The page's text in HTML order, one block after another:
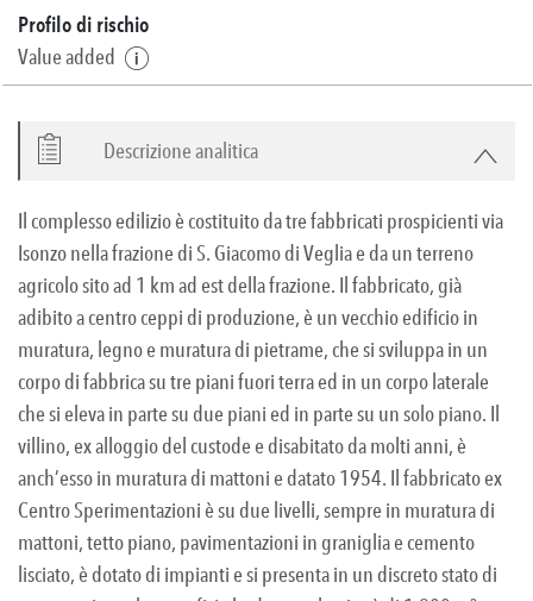
Profilo di rischio
Value added
Descrizione analitica
Il complesso edilizio è costituito da tre fabbricati prospicienti via
Isonzo nella frazione di S. Giacomo di Veglia e da un terreno
agricolo sito ad 1 km ad est della frazione. Il fabbricato, già
adibito a centro ceppi di produzione, è un vecchio edificio in
muratura, legno e muratura di pietrame, che si sviluppa in un
corpo di fabbrica su tre piani fuori terra ed in un corpo laterale
che si eleva in parte su due piani ed in parte su un solo piano. Il
villino, ex alloggio del custode e disabitato da molti anni, è
anch’esso in muratura di mattoni e datato 1954. Il fabbricato ex
Centro Sperimentazioni è su due livelli, sempre in muratura di
mattoni, tetto piano, pavimentazioni in graniglia e cemento
lisciato, è dotato di impianti e si presenta in un discreto stato di